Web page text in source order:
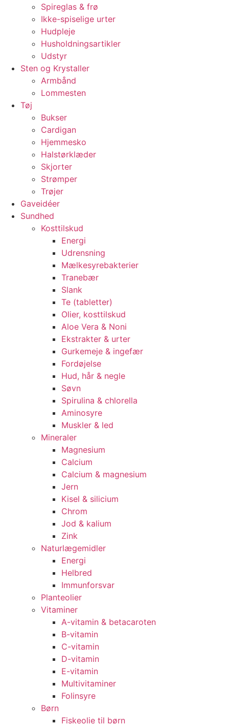
Spireglas & frø
Ikke-spiselige urter
Hudpleje
Husholdningsartikler
Udstyr
Sten og Krystaller
Armbånd
Lommesten
Tøj
Bukser
Cardigan
Hjemmesko
Halstørklæder
Skjorter
Strømper
Trøjer
Gaveidéer
Sundhed
Kosttilskud
Energi
Udrensning
Mælkesyrebakterier
Tranebær
Slank
Te (tabletter)
Olier, kosttilskud
Aloe Vera & Noni
Ekstrakter & urter
Gurkemeje & ingefær
Fordøjelse
Hud, hår & negle
Søvn
Spirulina & chlorella
Aminosyre
Muskler & led
Mineraler
Magnesium
Calcium
Calcium & magnesium
Jern
Kisel & silicium
Chrom
Jod & kalium
Zink
Naturlægemidler
Energi
Helbred
Immunforsvar
Planteolier
Vitaminer
A-vitamin & betacaroten
B-vitamin
C-vitamin
D-vitamin
E-vitamin
Multivitaminer
Folinsyre
Børn
Fiskeolie til børn